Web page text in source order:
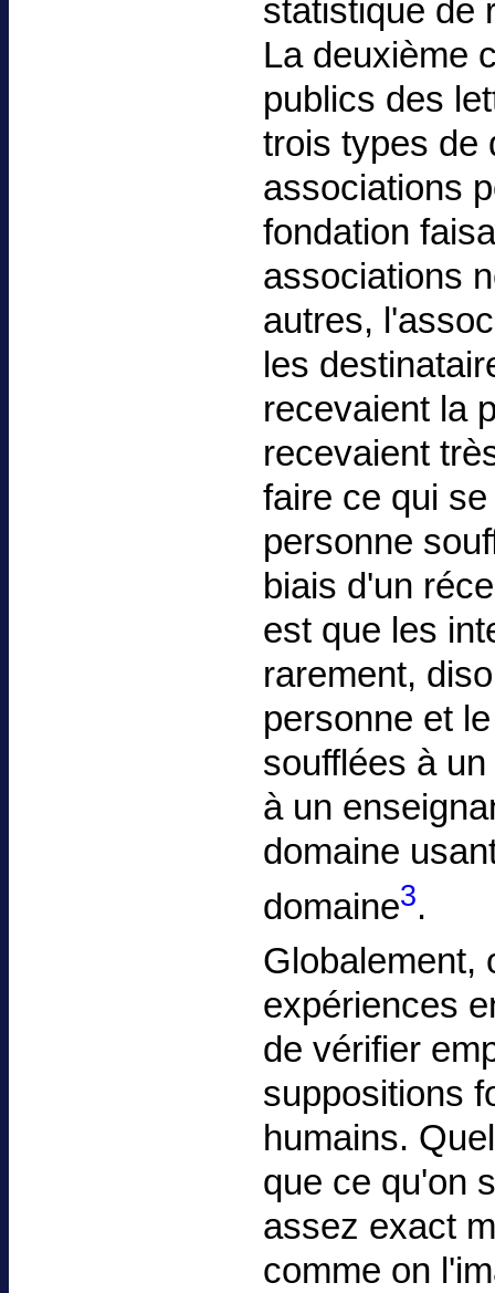
statistique de
La deuxième
publics des
trois types de
associations
fondation
associations
autres,
les
recevaient la
recevaient
faire ce qui
personne
biais d'un
est que les
rarement,
personne et
soufflées à
à un
domaine
domaine3.
Globalement,
expériences
de vérifier
suppositions
humains.
que ce qu'on
assez exact
comme on